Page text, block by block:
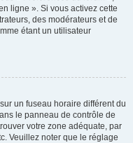
ligne ». Si vous activez cette
des modérateurs et de
étant un utilisateur
un fuseau horaire différent du
le panneau de contrôle de
votre zone adéquate, par
Veuillez noter que le réglage